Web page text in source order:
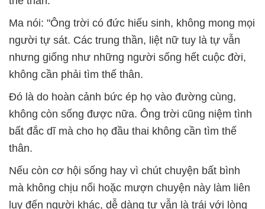
Ma nói: "Ông trời có đức hiếu sinh, không mong mọi
người tự sát. Các trung thần, liệt nữ tuy là tự vẫn
nhưng giống như những người sống hết cuộc đời,
không cần phải tìm thế thân.
Đó là do hoàn cảnh bức ép họ vào đường cùng,
không còn sống được nữa. Ông trời cũng niệm tình
bất đắc dĩ mà cho họ đầu thai không cần tìm thế
thân.
Nếu còn cơ hội sống hay vì chút chuyện bất bình
mà không chịu nổi hoặc mượn chuyện này làm liên
lụy đến người khác, dễ dàng tự vẫn là trái với lòng